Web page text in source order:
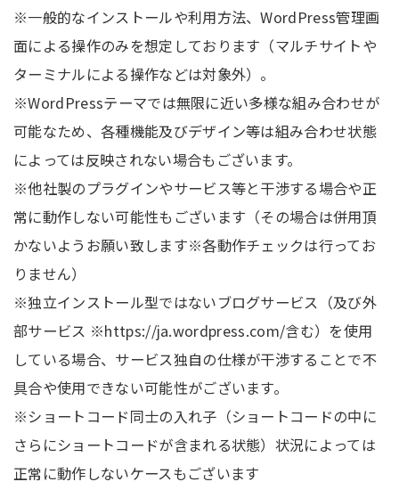
※一般的なインストールや利用方法、WordPress管理画
面による操作のみを想定しております（マルチサイトや
ターミナルによる操作などは対象外）。
※WordPressテーマでは無限に近い多様な組み合わせが
可能なため、各種機能及びデザイン等は組み合わせ状態
によっては反映されない場合もございます。
※他社製のプラグインやサービス等と干渉する場合や正
常に動作しない可能性もございます（その場合は併用頂
かないようお願い致します※各動作チェックは行ってお
りません）
※独立インストール型ではないブログサービス（及び外
部サービス ※https://ja.wordpress.com/含む）を使用
している場合、サービス独自の仕様が干渉することで不
具合や使用できない可能性がございます。
※ショートコード同士の入れ子（ショートコードの中に
さらにショートコードが含まれる状態）状況によっては
正常に動作しないケースもございます